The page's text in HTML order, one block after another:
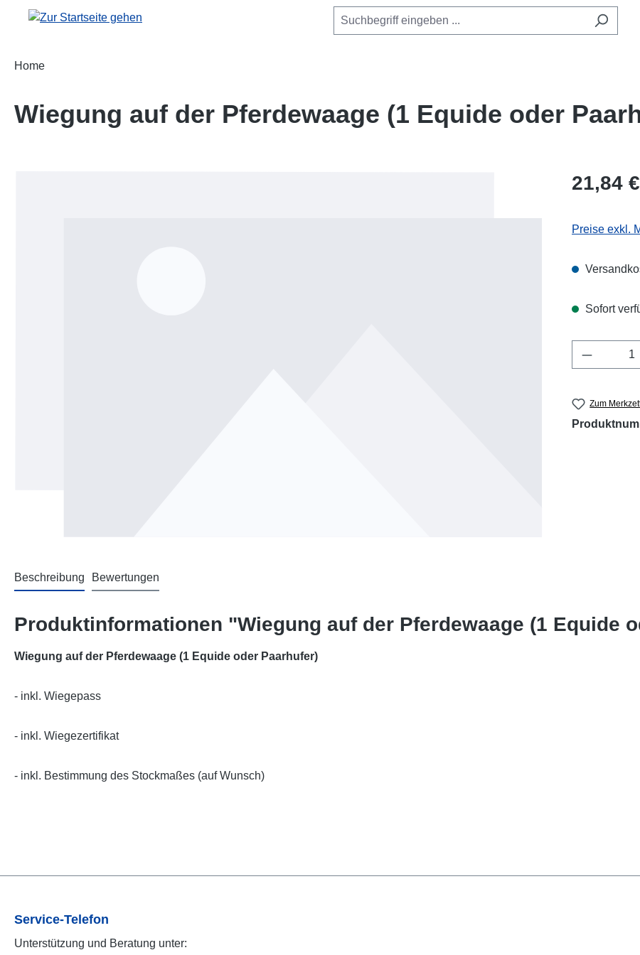
Hauptinhalt springen
Zur Suche springen
Zur Hauptnavigation springen
Home
Wiegung auf der Pferdewaage (1 Equide oder
Regulärer
21,84 €
Preise exkl.
Sofort
Zum
Beschreibung Bewertungen
Produktinformationen "Wiegung auf der Pferdewaage (1 Equide
Wiegung auf der Pferdewaage (1 Equide oder Paarhufer)
- inkl. Wiegepass
- inkl. Wiegezertifikat
- inkl. Bestimmung des Stockmaßes (auf Wunsch)
Service-Telefon
Unterstützung und Beratung unter: